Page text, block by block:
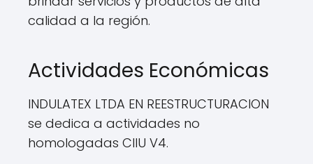
calidad a la región.
Actividades Económicas
INDULATEX LTDA EN REESTRUCTURACION
se dedica a actividades no
homologadas CIIU V4.